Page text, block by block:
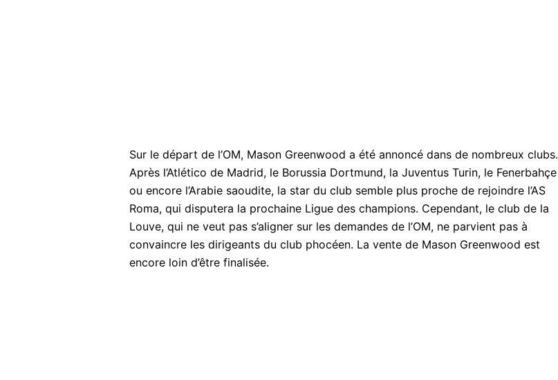
Sur le départ de l’OM, Mason Greenwood a été annoncé dans de nombreux clubs.
Après l’Atlético de Madrid, le Borussia Dortmund, la Juventus Turin, le Fenerbahçe
ou encore l’Arabie saoudite, la star du club semble plus proche de rejoindre l’AS
Roma, qui disputera la prochaine Ligue des champions. Cependant, le club de la
Louve, qui ne veut pas s’aligner sur les demandes de l’OM, ne parvient pas à
convaincre les dirigeants du club phocéen. La vente de Mason Greenwood est
encore loin d’être finalisée.